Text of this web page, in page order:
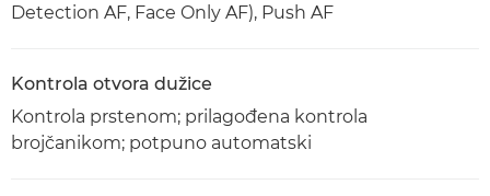
Detection AF, Face Only AF), Push AF
Kontrola otvora dužice
Kontrola prstenom; prilagođena kontrola
brojčanikom; potpuno automatski